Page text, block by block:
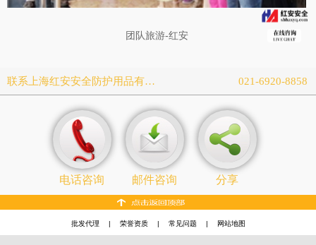
团队旅游-红安
联系上海红安安全防护用品有限公司 021-6920-8858
电话咨询 邮件咨询 分享
批发代理 | 荣誉资质 | 常见问题 | 网站地图